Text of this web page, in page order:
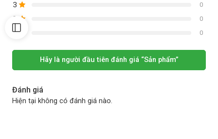
3 0
2 0
1 0
Hãy là người đầu tiên đánh giá “Sản phẩm”
Đánh giá
Hiện tại không có đánh giá nào.